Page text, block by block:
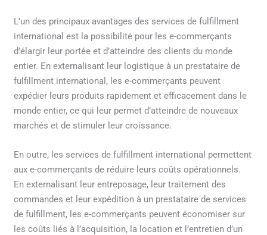
L’un des principaux avantages des services de fulfillment
international est la possibilité pour les e-commerçants
d’élargir leur portée et d’atteindre des clients du monde
entier. En externalisant leur logistique à un prestataire de
fulfillment international, les e-commerçants peuvent
expédier leurs produits rapidement et efficacement dans le
monde entier, ce qui leur permet d’atteindre de nouveaux
marchés et de stimuler leur croissance.
En outre, les services de fulfillment international permettent
aux e-commerçants de réduire leurs coûts opérationnels.
En externalisant leur entreposage, leur traitement des
commandes et leur expédition à un prestataire de services
de fulfillment, les e-commerçants peuvent économiser sur
les coûts liés à l’acquisition, la location et l’entretien d’un